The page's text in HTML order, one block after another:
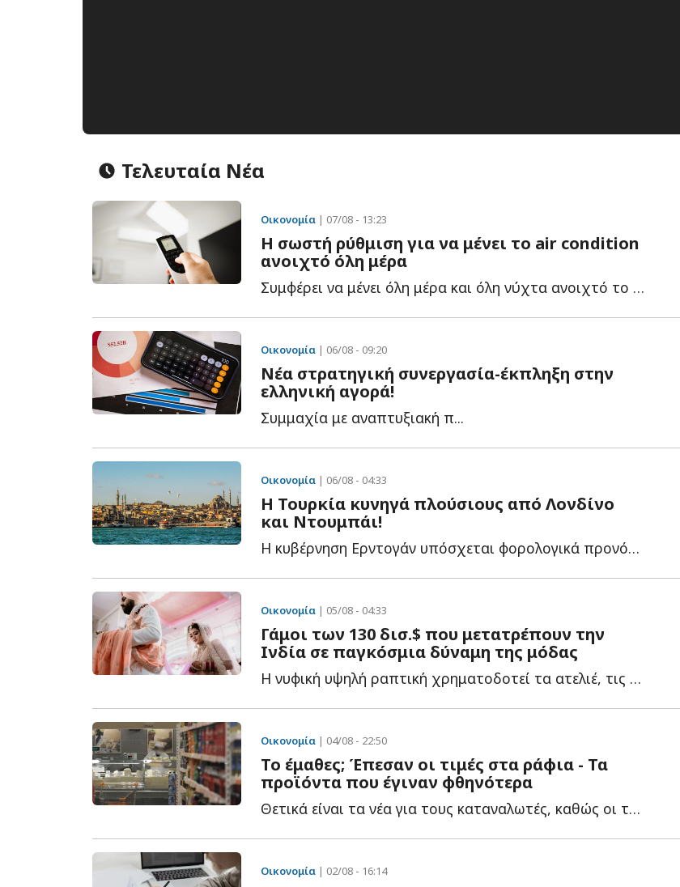
Τελευταία Νέα
Οικονομία | 07/08 - 13:23
Η σωστή ρύθμιση για να μένει το air condition
ανοιχτό όλη μέρα
Συμφέρει να μένει όλη μέρα και όλη νύχτα ανοιχτό το ai...
Οικονομία | 06/08 - 09:20
Νέα στρατηγική συνεργασία-έκπληξη στην
ελληνική αγορά!
Συμμαχία με αναπτυξιακή π...
Οικονομία | 06/08 - 04:33
Η Τουρκία κυνηγά πλούσιους από Λονδίνο
και Ντουμπάι!
Η κυβέρνηση Ερντογάν υπόσχεται φορολογικά προνόμια, α...
Οικονομία | 05/08 - 04:33
Γάμοι των 130 δισ.$ που μετατρέπουν την
Ινδία σε παγκόσμια δύναμη της μόδας
Η νυφική υψηλή ραπτική χρηματοδοτεί τα ατελιέ, τις π...
Οικονομία | 04/08 - 22:50
Το έμαθες; Έπεσαν οι τιμές στα ράφια - Τα
προϊόντα που έγιναν φθηνότερα
Θετικά είναι τα νέα για τους καταναλωτές, καθώς οι τιμές σ...
Οικονομία | 02/08 - 16:14